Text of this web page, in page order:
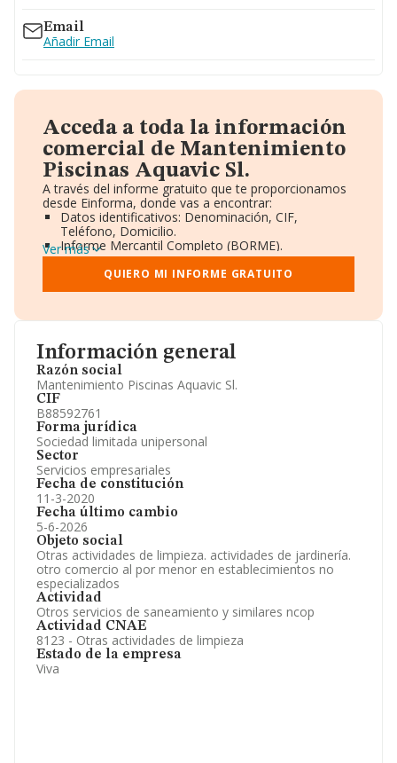
Información general
Razón social
Mantenimiento Piscinas Aquavic Sl.
CIF
B88592761
Forma jurídica
Sociedad limitada unipersonal
Sector
Servicios empresariales
Fecha de constitución
11-3-2020
Fecha último cambio
5-6-2026
Objeto social
Otras actividades de limpieza. actividades de jardinería.
otro comercio al por menor en establecimientos no
especializados
Actividad
Otros servicios de saneamiento y similares ncop
Actividad CNAE
8123 - Otras actividades de limpieza
Estado de la empresa
Viva
Email
Añadir Email
Acceda a toda la información
comercial de Mantenimiento
Piscinas Aquavic Sl.
A través del informe gratuito que te proporcionamos
desde Einforma, donde vas a encontrar:
Datos identificativos: Denominación, CIF,
Teléfono, Domicilio.
Informe Mercantil Completo (BORME).
Gráficos de Evolución Ventas y Empleados.
Consejo de Administración y Administradores.
Directivos y Ejecutivos.
Información oficial y registral complementaria.
Ver más
QUIERO MI INFORME GRATUITO